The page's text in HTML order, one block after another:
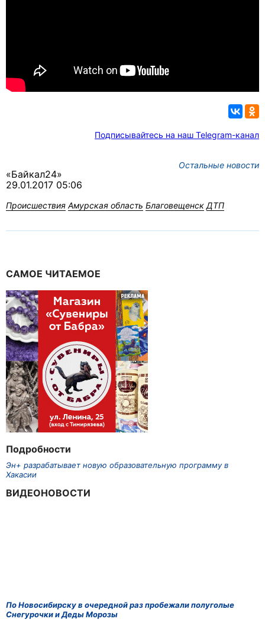
Подписывайтесь на наш Telegram-канал
Остальные новости
«Байкал24»
29.01.2017 05:06
Происшествия Амурская область Благовещенск ДТП
САМОЕ ЧИТАЕМОЕ
Подробности
Эн+ разрабатывает новую образовательную программу в
Хакасии
ВИДЕОНОВОСТИ
По Новосибирску в очередной раз пробежали полуголые
Снегурочки и Деды Морозы